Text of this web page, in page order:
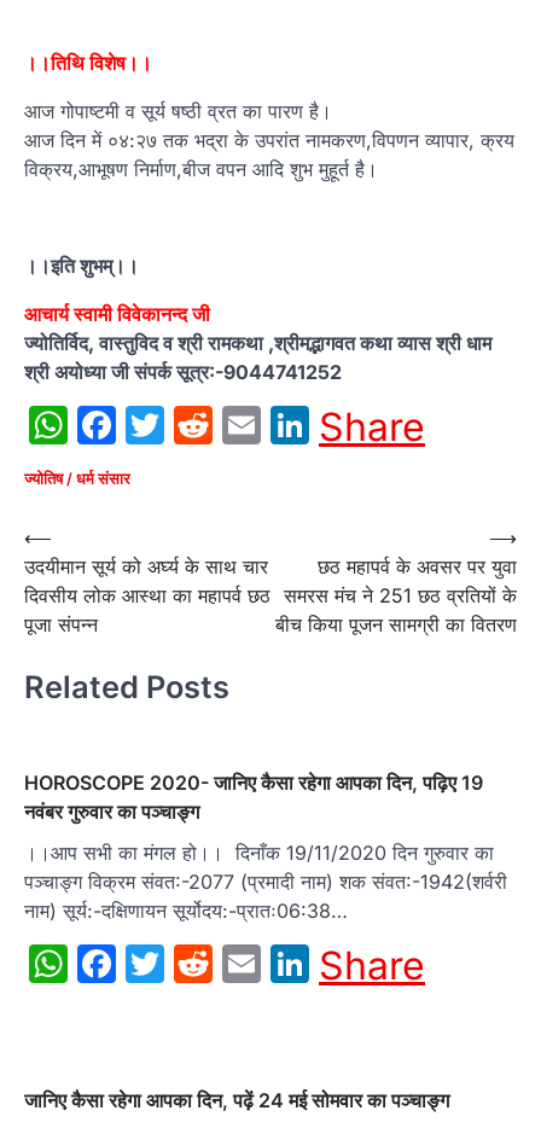
। ।तिथि विशेष।।
आज गोपाष्टमी व सूर्य षष्ठी व्रत का पारण है।
आज दिन में ०४:२७ तक भद्रा के उपरांत नामकरण,विपणन व्यापार, क्रय
विक्रय,आभूषण निर्माण,बीज वपन आदि शुभ मुहूर्त है।
।।इति शुभम्।।
आचार्य स्वामी विवेकानन्द जी
ज्योतिर्विद, वास्तुविद व श्री रामकथा ,श्रीमद्भागवत कथा व्यास श्री धाम
श्री अयोध्या जी संपर्क सूत्र:-9044741252
WhatsApp
Facebook
Twitter
Reddit
EmailLinkedIn
Share
ज्योतिष / धर्म संसार
Post
navigation
⟵
उदयीमान सूर्य को अ‌र्घ्य के साथ चार
दिवसीय लोक आस्था का महापर्व छठ
पूजा संपन्न
छठ महापर्व के अवसर पर युवा
समरस मंच ने 251 छठ व्रतियों के
बीच किया पूजन सामग्री का वितरण
⟶
Related Posts
HOROSCOPE 2020- जानिए कैसा रहेगा आपका दिन, पढ़िए 19
नवंबर गुरुवार का पञ्चाङ्ग
।।आप सभी का मंगल हो।। दिनाँक 19/11/2020 दिन गुरुवार का
पञ्चाङ्ग विक्रम संवत:-2077 (प्रमादी नाम) शक संवत:-1942(शर्वरी
नाम) सूर्य:-दक्षिणायन सूर्योदय:-प्रातः06:38…
WhatsApp
Facebook
Twitter
Reddit
EmailLinkedIn
Share
जानिए कैसा रहेगा आपका दिन, पढ़ें 24 मई सोमवार का पञ्चाङ्ग